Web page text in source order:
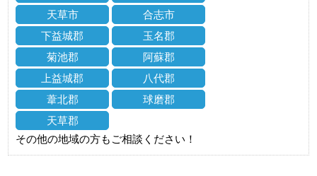
天草市
合志市
下益城郡
玉名郡
菊池郡
阿蘇郡
上益城郡
八代郡
葦北郡
球磨郡
天草郡
その他の地域の方もご相談ください！